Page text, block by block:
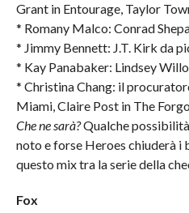
Grant in Entourage, Taylor
* Romany Malco: Conrad
* Jimmy Bennett: J.T. Kirk da
* Kay Panabaker: Lindsey
* Christina Chang: il
Miami, Claire Post in The
Che ne sarà?Qualche possibilità
noto e forse Heroes chiuderà i
questo mix tra la serie della
Fox